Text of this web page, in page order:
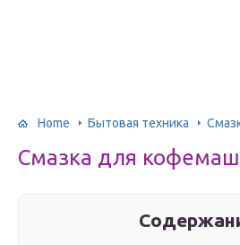
Home Бытовая техника
Смазка для